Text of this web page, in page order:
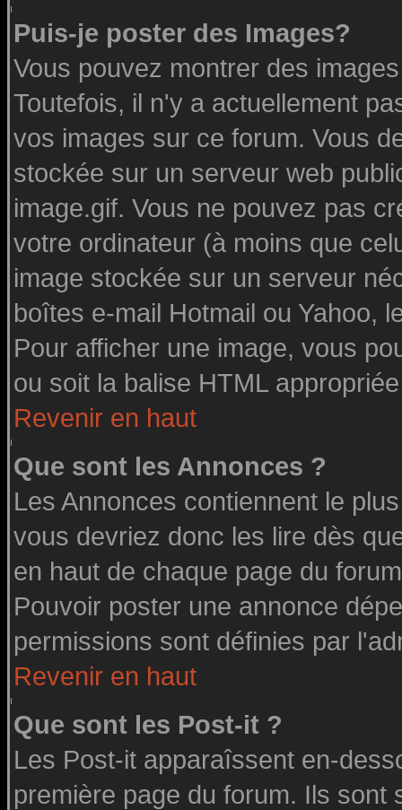
Puis-je poster des Images?
Vous pouvez montrer des
Toutefois, il n'y a actuellement
vos images sur ce forum. Vous
stockée sur un serveur web
image.gif. Vous ne pouvez pas
votre ordinateur (à moins que
image stockée sur un serveur
boîtes e-mail Hotmail ou Yahoo,
Pour afficher une image, vous
ou soit la balise HTML
Revenir en haut
Que sont les Annonces ?
Les Annonces contiennent le
vous devriez donc les lire dès
en haut de chaque page du
Pouvoir poster une annonce
permissions sont définies par
Revenir en haut
Que sont les Post-it ?
Les Post-it apparaîssent en-
première page du forum. Ils